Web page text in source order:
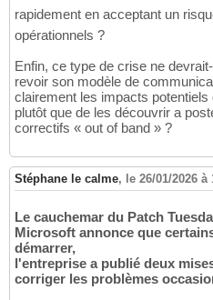
rapidement en acceptant un
opérationnels ?
Enfin, ce type de crise ne
revoir son modèle de
clairement les impacts
plutôt que de les découvrir a
correctifs « out of band » ?
Stéphane le calme, le 26/01/2026 à
Le cauchemar du Patch
Microsoft annonce que
démarrer,
l'entreprise a publié deux
corriger les problèmes